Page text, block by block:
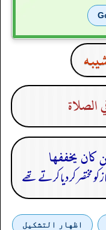
الصلاة
مختصر کر دیا کرتے تھے
اظهار التشكيل